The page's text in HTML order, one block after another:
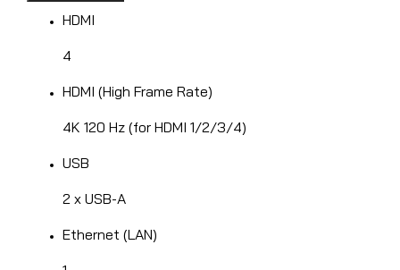
HDMI
4
HDMI (High Frame Rate)
4K 120 Hz (for HDMI 1/2/3/4)
USB
2 x USB-A
Ethernet (LAN)